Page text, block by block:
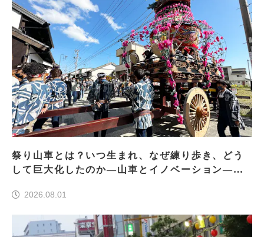
祭り山車とは？いつ生まれ、なぜ練り歩き、どう
して巨大化したのか―山車とイノベーション―＜
2026.08.01